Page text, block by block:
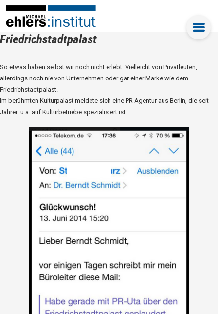
Friedrichstadtpalast
So etwas haben selbst wir noch nicht erlebt. Vielleicht von Privatleuten,
allerdings noch nie von Unternehmen oder gar einer Marke wie dem
Friedrichstadtpalast.
Im berühmten Kulturpalast meldete sich eine PR Agentur aus Berlin, die seit
Jahren u.a. auf Kulturbetriebe spezialisiert ist.